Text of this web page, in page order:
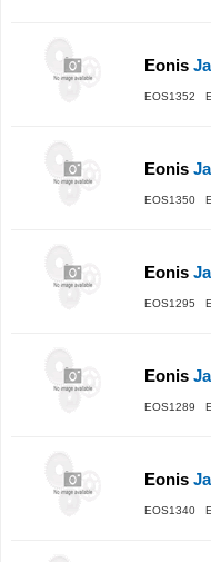
Eonis
EOS1352
Eonis
EOS1350
Eonis
EOS1295
Eonis
EOS1289
Eonis
EOS1340